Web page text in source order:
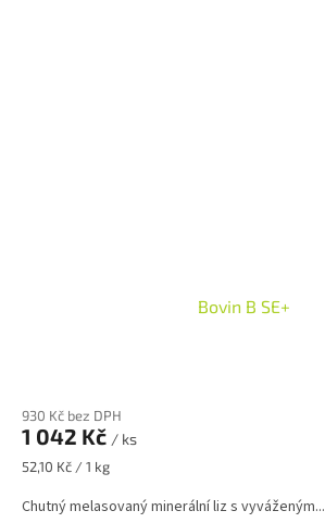
Bovin B SE+
930 Kč bez DPH
1 042 Kč / ks
Měrná
52,10 Kč / 1 kg
Chutný melasovaný minerální liz s vyváženým...